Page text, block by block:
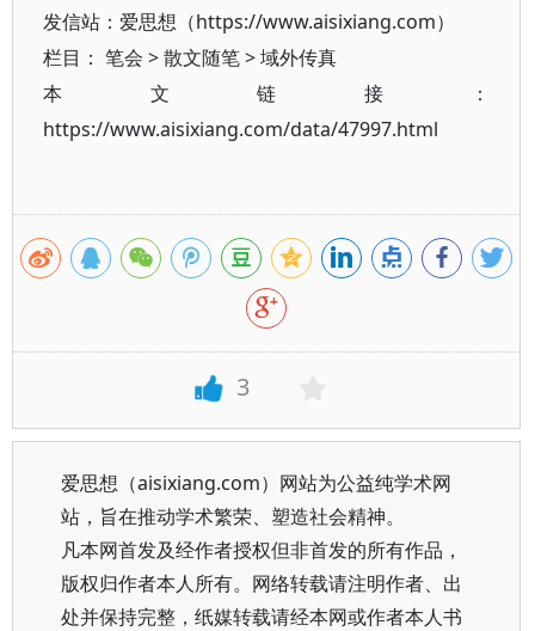
发信站：爱思想（https://www.aisixiang.com）
栏目： 笔会 >散文随笔>域外传真
本文链接：
https://www.aisixiang.com/data/47997.html
3
爱思想（aisixiang.com）网站为公益纯学术网
站，旨在推动学术繁荣、塑造社会精神。
凡本网首发及经作者授权但非首发的所有作品，
版权归作者本人所有。网络转载请注明作者、出
处并保持完整，纸媒转载请经本网或作者本人书